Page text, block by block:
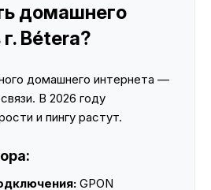
домашнего
Bétera?
домашнего интернета —
В 2026 году
и пингу растут.
GPON